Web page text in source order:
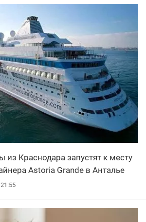
из Краснодара запустят к месту
Astoria Grande в Анталье